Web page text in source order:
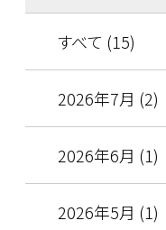
すべて (15)
2026年7月 (2)
2026年6月 (1)
2026年5月 (1)